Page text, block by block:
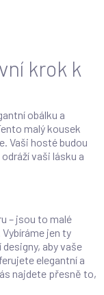
krok k
obálku a
malý kousek
Vaši hosté budou
vaši lásku a
– jsou to malé
jen ty
aby vaše
elegantní a
najdete přesně to,